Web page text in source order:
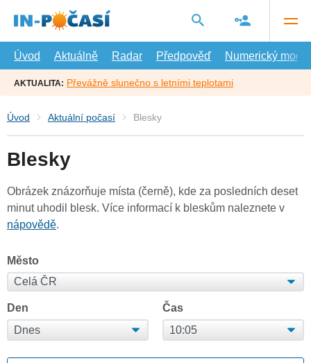
hlavní
Úvod
Aktuálně Radar Předpověď Numerický model
AKTUALITA: Převážně slunečno s letními teplotami
Úvod Aktuální počasí Blesky
Blesky
Obrázek znázorňuje místa (černě), kde za posledních deset
minut uhodil blesk. Více informací k bleskům naleznete v
nápovědě.
Město
Den Čas